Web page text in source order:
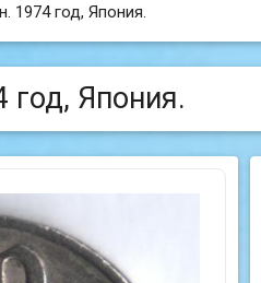
1974 год, Япония.
год, Япония.